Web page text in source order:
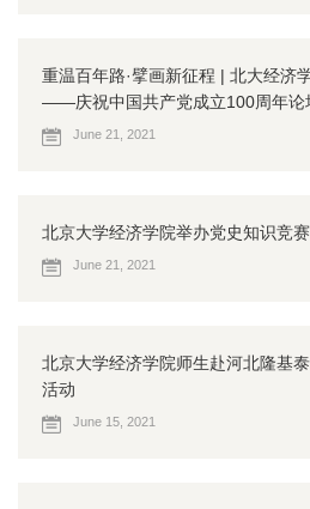
重温百年路·擘画新征程 | 北大经济
——庆祝中国共产党成立100周年论
June 21, 2021
北京大学经济学院举办党史知识竞赛
June 21, 2021
北京大学经济学院师生赴河北隆基
活动
June 15, 2021